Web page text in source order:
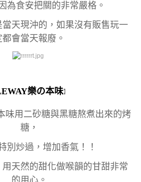
為食安把關的非常嚴格。
天現沖的，如果沒有販售玩一
都會當天報廢。
樂の本味】
味用二砂糖與黑糖熬煮出來的烤
糖，
別炒過，增加香氣！！
天然的甜化做喉韻的甘甜非常
的用心。